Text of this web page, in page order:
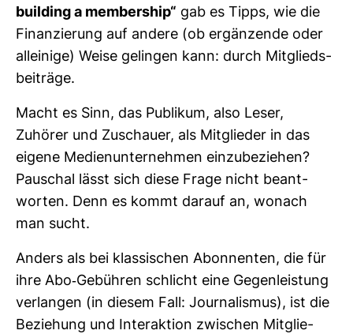
buil­ding a mem­bership“ gab es Tipps, wie die
Finan­zie­rung auf andere (ob ergän­zende oder
allei­nige) Weise gelingen kann: durch Mit­glieds­
bei­träge.
Macht es Sinn, das Publikum, also Leser,
Zuhörer und Zuschauer, als Mit­glieder in das
eigene Medi­en­un­ter­nehmen ein­zu­be­ziehen?
Pau­schal lässt sich diese Frage nicht beant­
worten. Denn es kommt darauf an, wonach
man sucht.
Anders als bei klas­si­schen Abon­nenten, die für
ihre Abo-​Gebühren schlicht eine Gegen­leis­tung
ver­langen (in diesem Fall: Jour­na­lismus), ist die
Bezie­hung und Inter­ak­tion zwi­schen Mit­glie­